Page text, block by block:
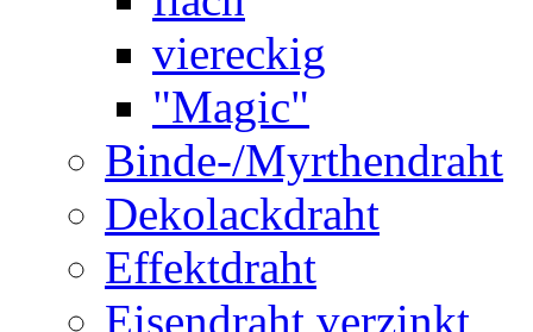
viereckig
"Magic"
Binde-/Myrthendraht
Dekolackdraht
Effektdraht
Eisendraht verzinkt